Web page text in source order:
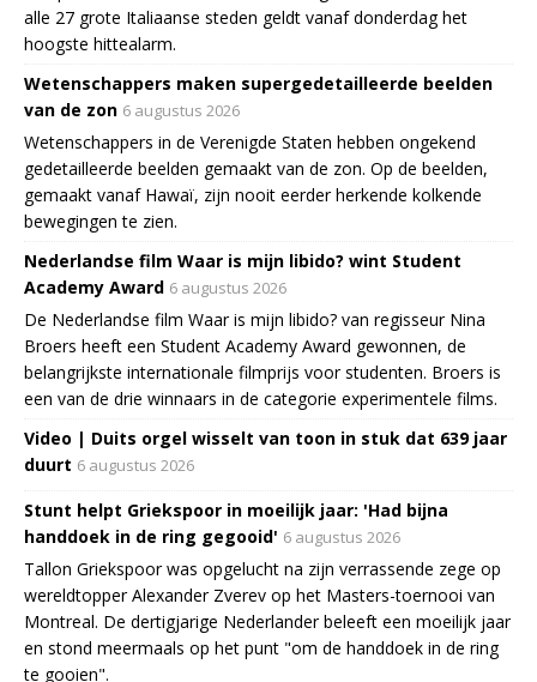
alle 27 grote Italiaanse steden geldt vanaf donderdag het
hoogste hittealarm.
Wetenschappers maken supergedetailleerde beelden
van de zon 6 augustus 2026
Wetenschappers in de Verenigde Staten hebben ongekend
gedetailleerde beelden gemaakt van de zon. Op de beelden,
gemaakt vanaf Hawaï, zijn nooit eerder herkende kolkende
bewegingen te zien.
Nederlandse film Waar is mijn libido? wint Student
Academy Award 6 augustus 2026
De Nederlandse film Waar is mijn libido? van regisseur Nina
Broers heeft een Student Academy Award gewonnen, de
belangrijkste internationale filmprijs voor studenten. Broers is
een van de drie winnaars in de categorie experimentele films.
Video | Duits orgel wisselt van toon in stuk dat 639 jaar
duurt 6 augustus 2026
Stunt helpt Griekspoor in moeilijk jaar: 'Had bijna
handdoek in de ring gegooid' 6 augustus 2026
Tallon Griekspoor was opgelucht na zijn verrassende zege op
wereldtopper Alexander Zverev op het Masters-toernooi van
Montreal. De dertigjarige Nederlander beleeft een moeilijk jaar
en stond meermaals op het punt "om de handdoek in de ring
te gooien".